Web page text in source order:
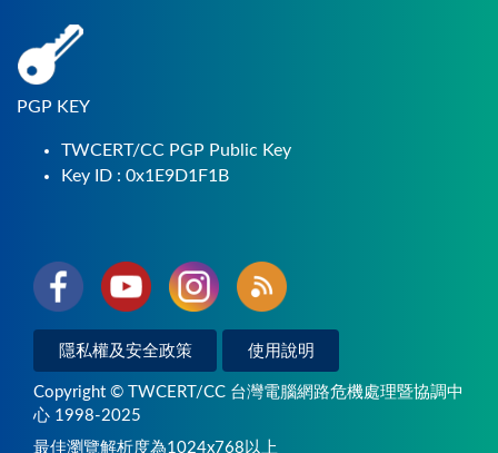
PGP KEY
TWCERT/CC PGP Public Key
Key ID : 0x1E9D1F1B
隱私權及安全政策 使用說明
Copyright © TWCERT/CC 台灣電腦網路危機處理暨協調中
心 1998-2025
最佳瀏覽解析度為1024x768以上